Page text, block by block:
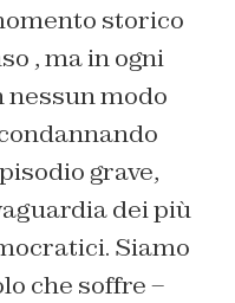
storico
, ma in ogni
nessun modo
grave,
dei più
Siamo
che soffre –